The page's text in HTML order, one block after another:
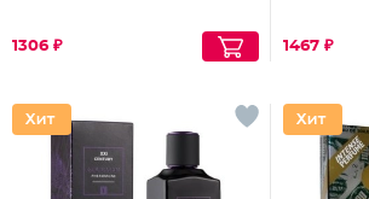
1306 ₽ 1467 ₽